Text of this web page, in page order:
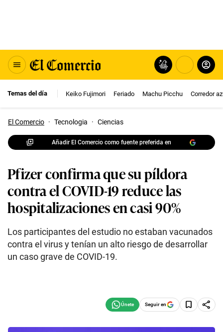
Temas del día Keiko Fujimori Feriado Machu Picchu Corredor
El Comercio · Tecnologia · Ciencias
Añadir El Comercio como fuente preferida en
Pfizer confirma que su píldora
contra el COVID-19 reduce las
hospitalizaciones en casi 90%
Los participantes del estudio no estaban vacunados
contra el virus y tenían un alto riesgo de desarrollar
un caso grave de COVID-19.
Seguir en